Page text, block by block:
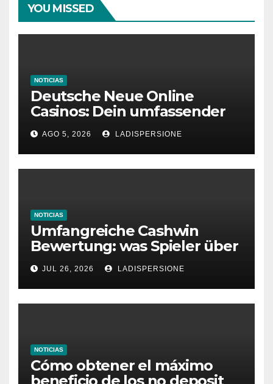
YOU MISSED
NOTICIAS
Deutsche Neue Online
Casinos: Dein umfassender
Ratgeber für moderne
Glücksspielplattformen
AGO 5, 2026 LADISPERSIONE
NOTICIAS
Umfangreiche Cashwin
Bewertung: was Spieler über
dieses Casino denken
JUL 26, 2026 LADISPERSIONE
NOTICIAS
Cómo obtener el máximo